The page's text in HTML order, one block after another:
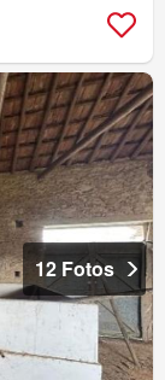
12 Fotos